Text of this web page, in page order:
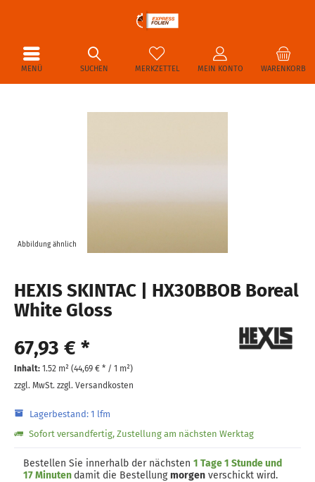
MENÜ WARENKORB
MERKZETTEL MEIN KONTO
SUCHEN
Abbildung ähnlich
HEXIS SKINTAC | HX30BBOB Boreal
White Gloss
67,93 € *
Inhalt: 1.52 m² (44,69 € * / 1 m²)
zzgl. MwSt. zzgl. Versandkosten
Lagerbestand: 1 lfm
Sofort versandfertig, Zustellung am nächsten Werktag
Bestellen Sie innerhalb der nächsten 1 Tage 1 Stunde und
17 Minuten damit die Bestellungmorgen verschickt wird.